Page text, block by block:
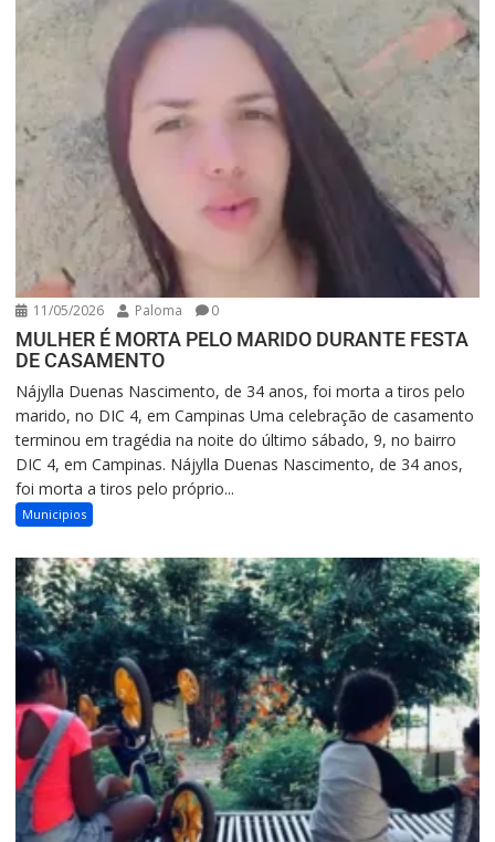
11/05/2026 Paloma 0
MULHER É MORTA PELO MARIDO DURANTE FESTA
DE CASAMENTO
Nájylla Duenas Nascimento, de 34 anos, foi morta a tiros pelo
marido, no DIC 4, em Campinas Uma celebração de casamento
terminou em tragédia na noite do último sábado, 9, no bairro
DIC 4, em Campinas. Nájylla Duenas Nascimento, de 34 anos,
foi morta a tiros pelo próprio...
Municipios